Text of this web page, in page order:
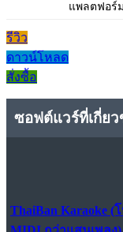
แพลตฟอร์ม
รีวิว
ดาวน์โหลด
สั่งซื้อ
ซอฟต์แวร์ที่เกี่ยว
ThaiBan Karaoke